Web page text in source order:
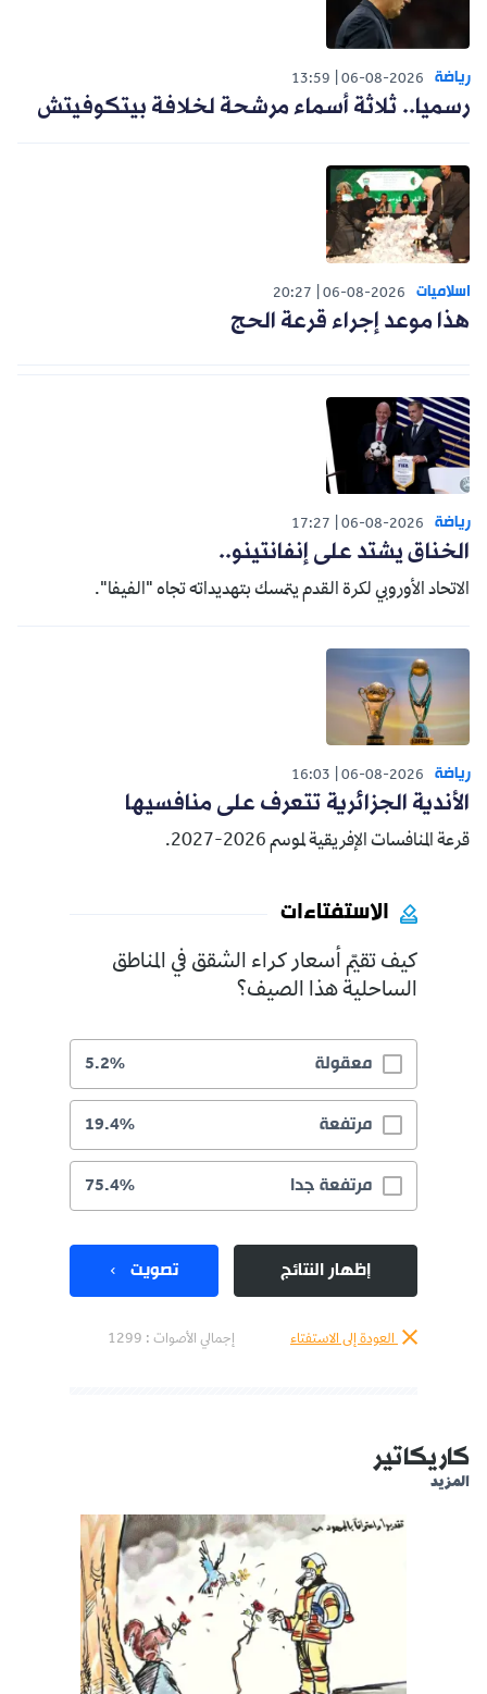
رياضة 06-08-2026
13:59
رسميا.. ثلاثة أسماء مرشحة لخلافة بيتكوفيتش
اسلاميات 06-08-2026
20:27
هذا موعد إجراء قرعة الحج
رياضة 06-08-2026
17:27
الخناق يشتد على إنفانتينو..
الاتحاد الأوروبي لكرة القدم يتمسك بتهديداته تجاه "الفيفا".
رياضة 06-08-2026
16:03
الأندية الجزائرية تتعرف على منافسيها
قرعة المنافسات الإفريقية لموسم 2026-2027.
الاستفتاءات
كيف تقيّم أسعار كراء الشقق في المناطق
الساحلية هذا الصيف؟
معقولة 5.2%
مرتفعة 19.4%
مرتفعة جدا 75.4%
إظهار النتائج تصويت
العودة إلى الاستفتاء إجمالي الأصوات : 1299
كاريكاتير
المزيد